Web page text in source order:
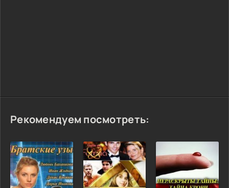
Рекомендуем посмотреть: